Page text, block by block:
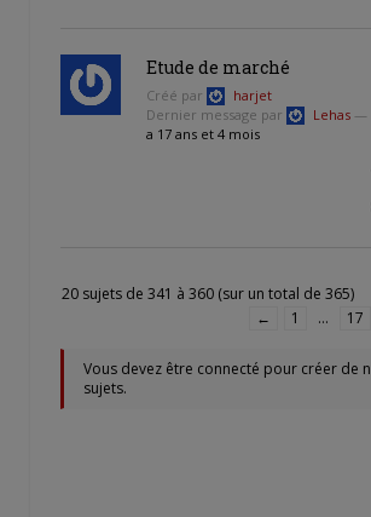
Etude de marché
Créé par
harjet
Dernier message par
Lehas —
a 17 ans et 4 mois
20 sujets de 341 à 360 (sur un total de 365)
←
1 … 17
Vous devez être connecté pour créer de
sujets.